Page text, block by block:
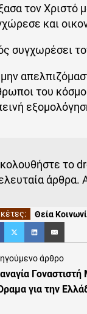
τον Χριστό
και
συγχωρέσει
του
το
άρθρα.
Θεία
άρθρο
για την